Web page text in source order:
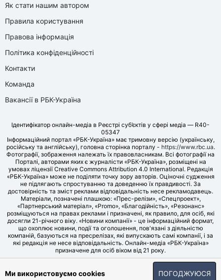
Як стати нашим автором
Правила користування
Правова інформація
Політика конфіденційності
Контакти
Команда
Вакансії в РБК-Україна
Ідентифікатор онлайн-медіа в Реєстрі суб’єктів у сфері медіа — R40-
05347
Інформаційний портал «РБК-Україна» має тримовну версію (українську,
російську та англійську), головна сторінка порталу - https://www.rbc.ua.
Фотографії, зображення належать їх правовласникам. Всі фотографії на
Порталі, авторами яких є журналісти «РБК-Україна», розміщені на
умовах ліцензії Creative Commons Attribution 4.0 International. Редакція
«РБК-Україна» може не поділяти точку зору авторів. Оціночні судження
не підлягають спростуванню та доведенню їх правдивості. За
достовірність та зміст реклами відповідальність несе рекламодавець.
Матеріали, позначені плашкою: «Прес-релізи», «Спецпроект»,
«Партнерський матеріал», «Promo», «Благодійність», «Резонанс»
розміщуються на правах реклами і призначені, як правило, для осіб, які
досягли 21-річного віку. «Новини компанії» - це інформаційний формат,
що охоплює новини, події та оголошення, пов'язані з діяльністю
компаній, базуються на пресрелізах, які випускають самі компанії, і за
які редакція не несе відповідальність. Онлайн-медіа «РБК-Україна»
призначене для осіб віком від 21 року.
© LLC «UBT MEDIA», 2006-2026.
Ми використовуємо cookies ПОГОДЖУЮСЯ